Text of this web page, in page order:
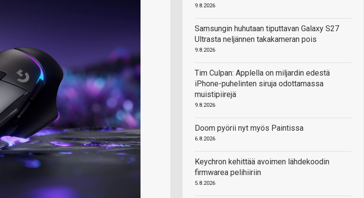
9.8.2026
Samsungin huhutaan tiputtavan Galaxy S27
Ultrasta neljännen takakameran pois
9.8.2026
Tim Culpan: Applella on miljardin edestä
iPhone-puhelinten siruja odottamassa
muistipiirejä
9.8.2026
Doom pyörii nyt myös Paintissa
6.8.2026
Keychron kehittää avoimen lähdekoodin
firmwarea pelihiiriin
5.8.2026